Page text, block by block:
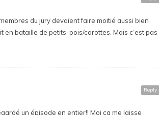
du jury devaient faire moitié aussi bien
en bataille de petits-pois/carottes. Mais c’est pas
Reply
un épisode en entier!! Moi ça me laisse